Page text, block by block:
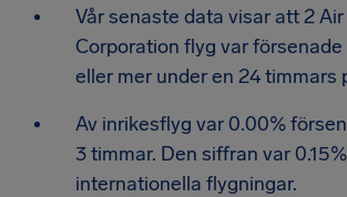
Vår senaste data visar att 2
Corporation flyg var
eller mer under en 24 timmars
Av inrikesflyg var 0.00%
3 timmar. Den siffran var
internationella flygningar.